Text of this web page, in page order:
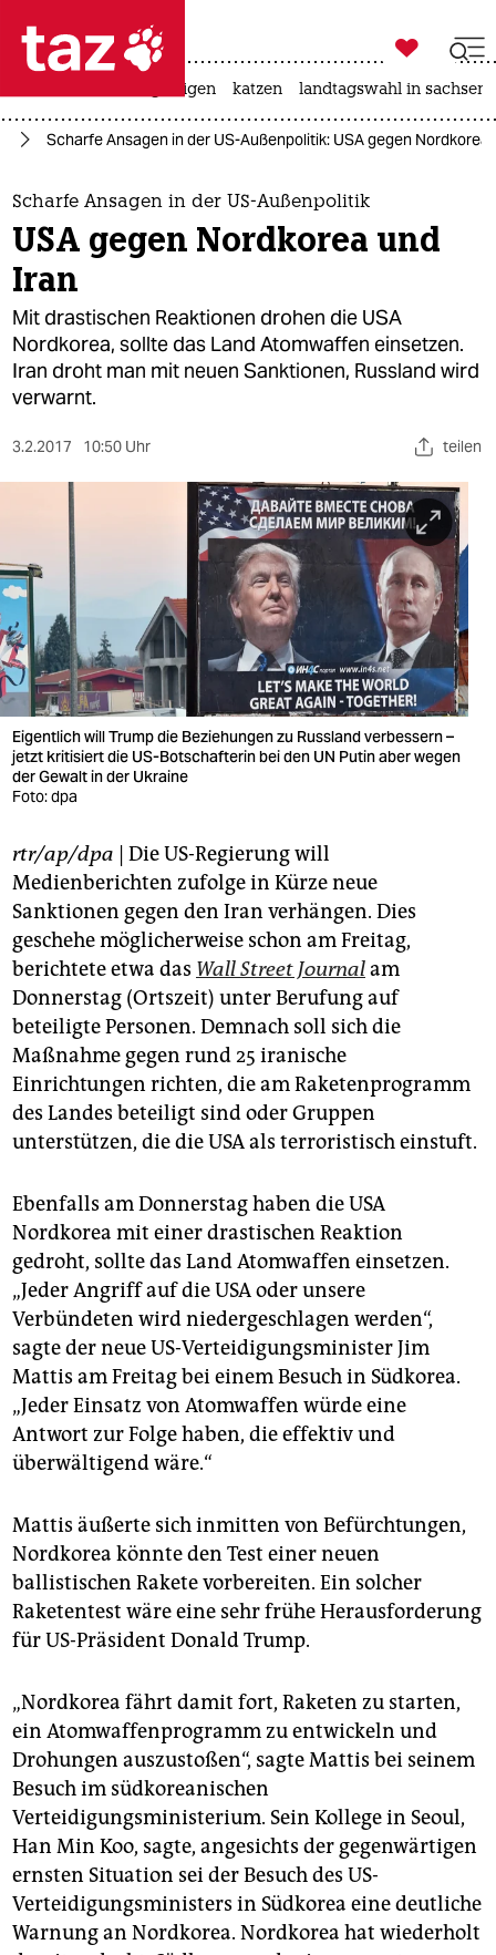
 taz zahl ich
taz zahl ich
themen
politik
öko
gesellschaft
kultur
sport
berlin
wahrheit
verlag
verlag
veranstaltungen
shop
unterstützen
abo
genossenschaft
epaper login

taz zahl ich
bergsteigen katzen landtagswahl in
Scharfe Ansagen in der US-Außenpolitik: USA gegen Nordkorea
Scharfe Ansagen in der US-Außenpolitik
USA gegen Nordkorea und
Iran
Mit drastischen Reaktionen drohen die USA
Nordkorea, sollte das Land Atomwaffen einsetzen.
Iran droht man mit neuen Sanktionen, Russland wird
verwarnt.
3.2.2017 10:50 Uhr teilen
Eigentlich will Trump die Beziehungen zu Russland verbessern –
jetzt kritisiert die US-Botschafterin bei den UN Putin aber wegen
der Gewalt in der Ukraine
Foto: dpa
rtr/ap/dpa | Die US-Regierung will
Medienberichten zufolge in Kürze neue
Sanktionen gegen den Iran verhängen. Dies
geschehe möglicherweise schon am Freitag,
berichtete etwa das Wall Street Journalam
Donnerstag (Ortszeit) unter Berufung auf
beteiligte Personen. Demnach soll sich die
Maßnahme gegen rund 25 iranische
Einrichtungen richten, die am Raketenprogramm
des Landes beteiligt sind oder Gruppen
unterstützen, die die USA als terroristisch einstuft.
Ebenfalls am Donnerstag haben die USA
Nordkorea mit einer drastischen Reaktion
gedroht, sollte das Land Atomwaffen einsetzen.
„Jeder Angriff auf die USA oder unsere
Verbündeten wird niedergeschlagen werden“,
sagte der neue US-Verteidigungsminister Jim
Mattis am Freitag bei einem Besuch in Südkorea.
„Jeder Einsatz von Atomwaffen würde eine
Antwort zur Folge haben, die effektiv und
überwältigend wäre.“
Mattis äußerte sich inmitten von Befürchtungen,
Nordkorea könnte den Test einer neuen
ballistischen Rakete vorbereiten. Ein solcher
Raketentest wäre eine sehr frühe Herausforderung
für US-Präsident Donald Trump.
„Nordkorea fährt damit fort, Raketen zu starten,
ein Atomwaffenprogramm zu entwickeln und
Drohungen auszustoßen“, sagte Mattis bei seinem
Besuch im südkoreanischen
Verteidigungsministerium. Sein Kollege in Seoul,
Han Min Koo, sagte, angesichts der gegenwärtigen
ernsten Situation sei der Besuch des US-
Verteidigungsministers in Südkorea eine deutliche
Warnung an Nordkorea. Nordkorea hat wiederholt